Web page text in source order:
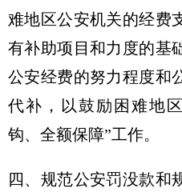
难地区公安机关的经费
有补助项目和力度的基
公安经费的努力程度和
代补，以鼓励困难地
钩、全额保障”工作。
四、规范公安罚没款和